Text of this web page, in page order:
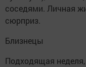
соседями. Личная
сюрприз.
Близнецы
Подходящая